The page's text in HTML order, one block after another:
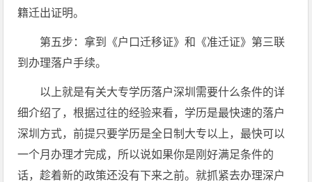
籍迁出证明。
第五步：拿到《户口迁移证》和《准迁证》第三联
到办理落户手续。
以上就是有关大专学历落户深圳需要什么条件的详
细介绍了，根据过往的经验来看，学历是最快速的落户
深圳方式，前提只要学历是全日制大专以上，最快可以
一个月办理才完成，所以说如果你是刚好满足条件的
话，趁着新的政策还没有下来之前。就抓紧去办理深户